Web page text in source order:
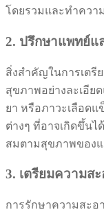
โดยรวมและทำควา
2. ปรึกษาแพทย์แ
สิ่งสำคัญในการเตรี
สุขภาพอย่างละเอีย
ยา หรือภาวะเลือด
ต่างๆ ที่อาจเกิดขึ้น
สมตามสุขภาพของ
3. เตรียมความส
การรักษาความสะอ